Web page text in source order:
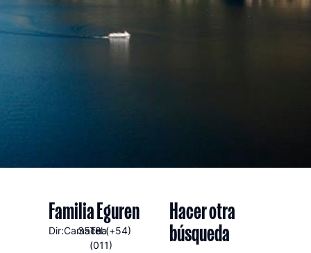
Familia Eguren
Dir:Camacua
3518Tel:(+54)
(011)
Hacer otra
búsqueda